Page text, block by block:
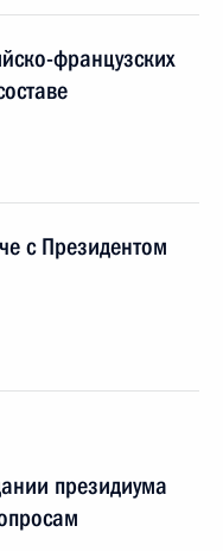
французских
с Президентом
президиума